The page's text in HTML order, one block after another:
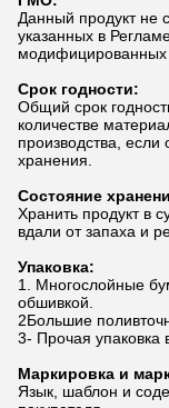
Данный продукт не
указанных в
модифицированных
Срок годности:
Общий срок
количестве
производства,
хранения.
Состояние
Хранить продукт в
вдали от запаха и
Упаковка:
1. Многослойные
обшивкой.
2Большие
3- Прочая упаковка
Маркировка и
Язык, шаблон и